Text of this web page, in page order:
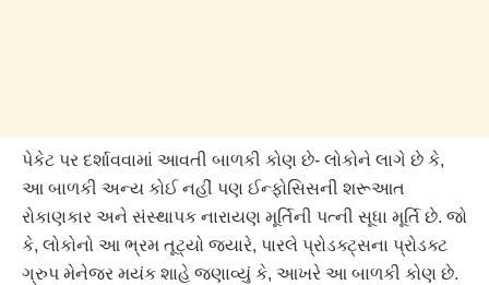
પેકેટ પર દર્શાવવામાં આવતી બાળકી કોણ છે- લોકોને લાગે છે કે,
આ બાળકી અન્ય કોઈ નહીં પણ ઈન્ફોસિસની શરૂઆત
રોકાણકાર અને સંસ્થાપક નારાયણ મૂર્તિની પત્ની સૂધા મૂર્તિ છે. જો
કે, લોકોનો આ ભ્રમ તૂટ્યો જ્યારે, પારલે પ્રોડક્ટ્સના પ્રોડક્ટ
ગ્રુપ મેનેજર મયંક શાહે જણાવ્યું કે, આખરે આ બાળકી કોણ છે.